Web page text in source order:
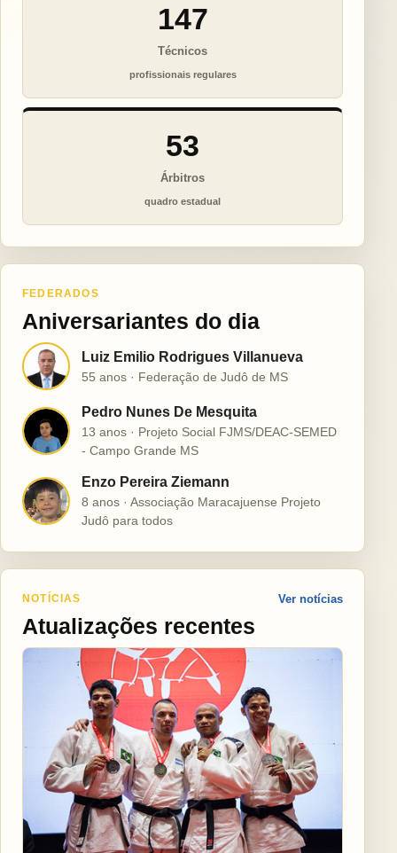
147
Técnicos
profissionais regulares
53
Árbitros
quadro estadual
FEDERADOS
Aniversariantes do dia
L Luiz Emilio Rodrigues Villanueva
55 anos · Federação de Judô de MS
P
Pedro Nunes De Mesquita
13 anos · Projeto Social FJMS/DEAC-SEMED
- Campo Grande MS
E
Enzo Pereira Ziemann
8 anos · Associação Maracajuense Projeto
Judô para todos
NOTÍCIAS
Atualizações recentes
Ver notícias